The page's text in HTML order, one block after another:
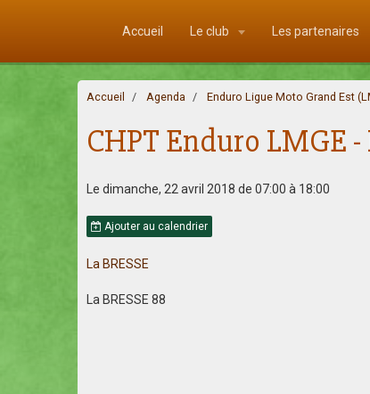
Accueil Le club Les partenaires
Accueil Agenda Enduro Ligue Moto Grand Est
CHPT Enduro LMGE
Le dimanche, 22 avril 2018 de 07:00 à 18:00
Ajouter au calendrier
La BRESSE
La BRESSE 88